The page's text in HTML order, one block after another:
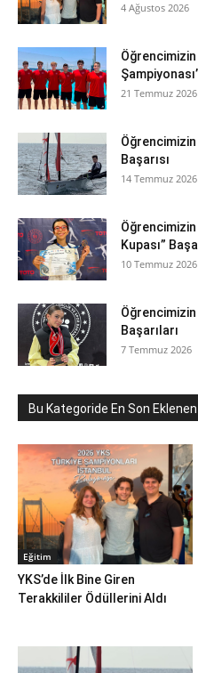
4 Ağustos 2026
21 Temmuz 2026
Öğrencimizin
Başarısı
14 Temmuz 2026
Kupası”
10 Temmuz 2026
Başarıları
7 Temmuz 2026
Bu Kategoride En Son
Eğitim
YKS’de İlk Bine Giren
Terakkililer Ödüllerini Aldı